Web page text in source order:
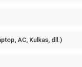
AC, Kulkas, dll.)